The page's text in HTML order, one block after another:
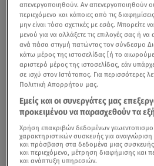
απενεργοποιηθούν. Αν απενεργοποιηθούν
περιεχόμενο και κάποιες από τις
μην είναι τόσο σχετικές με εσάς. Μπορείτε
μενού για να αλλάξετε τις επιλογές σας ή
ανά πάσα στιγμή πατώντας τον σύνδεσμο
κάτω μέρος της ιστοσελίδας [ή το
αριστερό μέρος της ιστοσελίδας, εάν
σε ισχύ στον Ιστότοπος. Για περισσότερες
Πολιτική Απορρήτου μας.
Εμείς και οι συνεργάτες μας
προκειμένου να παρασχεθούν τα
Χρήση επακριβών δεδομένων
χαρακτηριστικών συσκευής για
και πρόσβαση στα δεδομένα μιας
και περιεχόμενο, μέτρηση διαφήμισης και
και ανάπτυξη υπηρεσιών.